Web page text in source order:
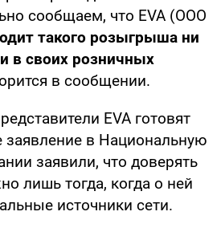
сообщаем, что EVA (ООО
такого розыгрыша ни
в своих розничных
в сообщении.
EVA готовят
заявление в Национальную
заявили, что доверять
лишь тогда, когда о ней
источники сети.